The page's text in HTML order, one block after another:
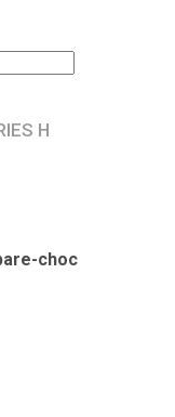
H
choc